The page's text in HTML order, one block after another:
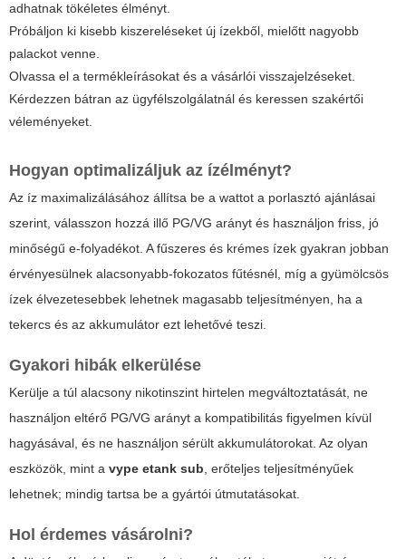
adhatnak tökéletes élményt.
Próbáljon ki kisebb kiszereléseket új ízekből, mielőtt nagyobb
palackot venne.
Olvassa el a termékleírásokat és a vásárlói visszajelzéseket.
Kérdezzen bátran az ügyfélszolgálatnál és keressen szakértői
véleményeket.
Hogyan optimalizáljuk az ízélményt?
Az íz maximalizálásához állítsa be a wattot a porlasztó ajánlásai
szerint, válasszon hozzá illő PG/VG arányt és használjon friss, jó
minőségű e-folyadékot. A fűszeres és krémes ízek gyakran jobban
érvényesülnek alacsonyabb-fokozatos fűtésnél, míg a gyümölcsös
ízek élvezetesebbek lehetnek magasabb teljesítményen, ha a
tekercs és az akkumulátor ezt lehetővé teszi.
Gyakori hibák elkerülése
Kerülje a túl alacsony nikotinszint hirtelen megváltoztatását, ne
használjon eltérő PG/VG arányt a kompatibilitás figyelmen kívül
hagyásával, és ne használjon sérült akkumulátorokat. Az olyan
eszközök, mint a vype etank sub, erőteljes teljesítményűek
lehetnek; mindig tartsa be a gyártói útmutatásokat.
Hol érdemes vásárolni?